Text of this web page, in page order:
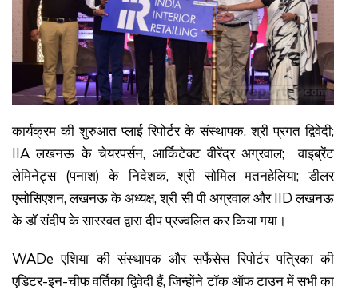
कार्यक्रम की शुरुआत प्लाई रिपोर्टर के संस्थापक, श्री प्रगत द्विवेदी;
IIA लखनऊ के चेयरपर्सन, आर्किटेक्ट वीरेंद्र अग्रवाल; वाइब्रेंट
लेमिनेट्स (पनाश) के निदेशक, श्री सोमिल मतनहेलिया; डीलर
एसोसिएशन, लखनऊ के अध्यक्ष, श्री सी पी अग्रवाल और IID लखनऊ
के डॉ संदीप के सारस्वत द्वारा दीप प्रज्वलित कर किया गया।
WADe एशिया की संस्थापक और सर्फेसेस रिपोर्टर पत्रिका की
एडिटर-इन-चीफ वर्तिका द्विवेदी हैं, जिन्होंने टॉक ऑफ टाउन में सभी का